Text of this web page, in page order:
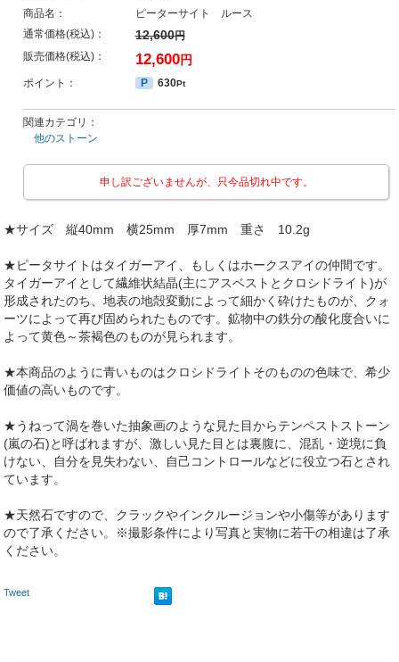
商品名：
ピーターサイト ルース
通常価格(税込)：
12,600円
販売価格(税込)： 12,600円
ポイント： P 630Pt
関連カテゴリ：
他のストーン
申し訳ございませんが、只今品切れ中です。
★サイズ 縦40mm 横25mm 厚7mm 重さ 10.2g
★ピータサイトはタイガーアイ、もしくはホークスアイの仲間です。
タイガーアイとして繊維状結晶(主にアスベストとクロシドライト)が
形成されたのち、地表の地殻変動によって細かく砕けたものが、クォ
ーツによって再び固められたものです。鉱物中の鉄分の酸化度合いに
よって黄色～茶褐色のものが見られます。
★本商品のように青いものはクロシドライトそのものの色味で、希少
価値の高いものです。
★うねって渦を巻いた抽象画のような見た目からテンペストストーン
(嵐の石)と呼ばれますが、激しい見た目とは裏腹に、混乱・逆境に負
けない、自分を見失わない、自己コントロールなどに役立つ石とされ
ています。
★天然石ですので、クラックやインクルージョンや小傷等があります
ので了承ください。※撮影条件により写真と実物に若干の相違は了承
ください。
Tweet